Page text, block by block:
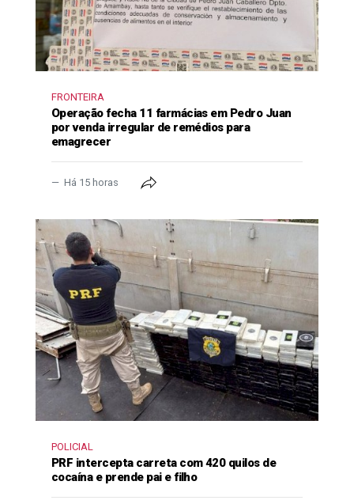
FRONTEIRA
Operação fecha 11 farmácias em Pedro Juan
por venda irregular de remédios para
emagrecer
Há 15 horas
POLICIAL
PRF intercepta carreta com 420 quilos de
cocaína e prende pai e filho